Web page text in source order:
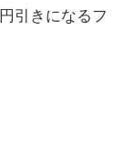
引きになるフ